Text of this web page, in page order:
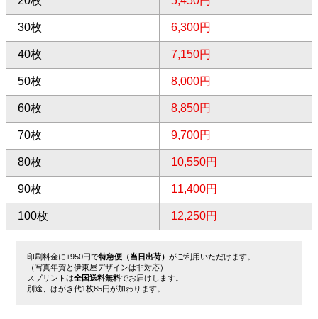
30枚 6,300円
40枚 7,150円
50枚 8,000円
60枚 8,850円
70枚 9,700円
80枚 10,550円
90枚 11,400円
100枚 12,250円
印刷料金に+950円で特急便（当日出荷） がご利用いただけます。
（写真年賀と伊東屋デザインは非対応）
スプリントは全国送料無料でお届けします。
別途、はがき代1枚85円が加わります。